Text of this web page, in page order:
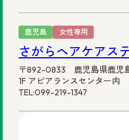
鹿児島 女性専用
さがらヘアケアス
〒892-0833 鹿児島県鹿児島
1F アピアランスセンター内
TEL:099-219-1347